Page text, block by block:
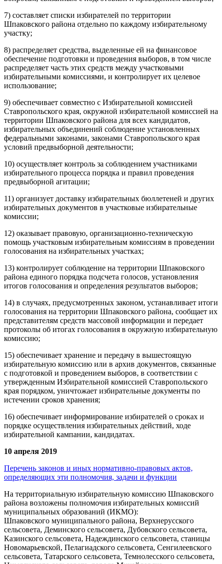
7) составляет списки избирателей по территории
Шпаковского района отдельно по каждому избирательному
участку;
8) распределяет средства, выделенные ей на финансовое
обеспечение подготовки и проведения выборов, в том числе
распределяет часть этих средств между участковыми
избирательными комиссиями, и контролирует их целевое
использование;
9) обеспечивает совместно с Избирательной комиссией
Ставропольского края, окружной избирательной комиссией на
территории Шпаковского района для всех кандидатов,
избирательных объединений соблюдение установленных
федеральными законами, законами Ставропольского края
условий предвыборной деятельности;
10) осуществляет контроль за соблюдением участниками
избирательного процесса порядка и правил проведения
предвыборной агитации;
11) организует доставку избирательных бюллетеней и других
избирательных документов в участковые избирательные
комиссии;
12) оказывает правовую, организационно-техническую
помощь участковым избирательным комиссиям в проведении
голосования на избирательных участках;
13) контролирует соблюдение на территории Шпаковского
района единого порядка подсчета голосов, установления
итогов голосования и определения результатов выборов;
14) в случаях, предусмотренных законом, устанавливает итоги
голосования на территории Шпаковского района, сообщает их
представителям средств массовой информации и передает
протоколы об итогах голосования в окружную избирательную
комиссию;
15) обеспечивает хранение и передачу в вышестоящую
избирательную комиссию или в архив документов, связанные
с подготовкой и проведением выборов, в соответствии с
утвержденным Избирательной комиссией Ставропольского
края порядком, уничтожает избирательные документы по
истечении сроков хранения;
16) обеспечивает информирование избирателей о сроках и
порядке осуществления избирательных действий, ходе
избирательной кампании, кандидатах.
10 апреля 2019
Перечень законов и иных нормативно-правовых актов,
определяющих эти полномочия, задачи и функции
На территориальную избирательную комиссию Шпаковского
района возложены полномочия избирательных комиссий
муниципальных образований (ИКМО):
Шпаковского муниципального района, Верхнерусского
сельсовета, Деминского сельсовета, Дубовского сельсовета,
Казинского сельсовета, Надеждинского сельсовета, станицы
Новомарьевской, Пелагиадского сельсовета, Сенгилеевского
сельсовета, Татарского сельсовета, Темнолесского сельсовета,